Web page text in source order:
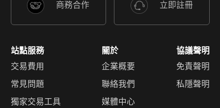
商務合作 立即註冊
站點服務
交易費用
常見問題
獨家交易工具
關於
企業概要
聯絡我們
媒體中心
協議聲明
免責聲明
私隱聲明